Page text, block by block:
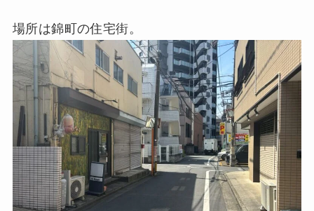
場所は錦町の住宅街。